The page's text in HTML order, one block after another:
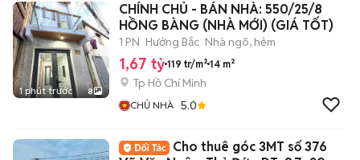
1 phút trước 8
CHÍNH CHỦ - BÁN NHÀ: 550/25/8
HỒNG BÀNG (NHÀ MỚI) (GIÁ TỐT)
1 PN Hướng Bắc Nhà ngõ, hẻm
1,67 tỷ 119 tr/m² 14 m²
Tp Hồ Chí Minh
CHỦ NHÀ 5.0
Cho thuê góc 3MT số 376